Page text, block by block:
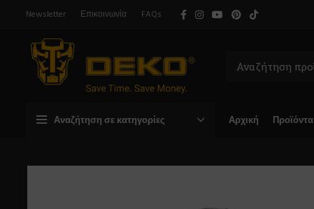
Newsletter Επικοινωνία FAQs
Αναζήτηση σε κατηγορίες Αρχική Προϊόντα